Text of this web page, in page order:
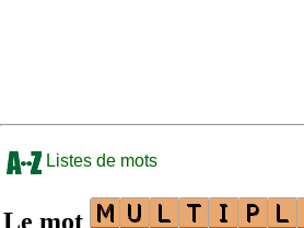
Listes de mots
Le mot